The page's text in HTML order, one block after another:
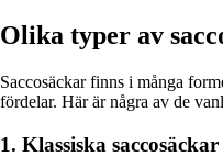
Olika typer av
Saccosäckar finns i många
fördelar. Här är några av de
1. Klassiska saccosäckar